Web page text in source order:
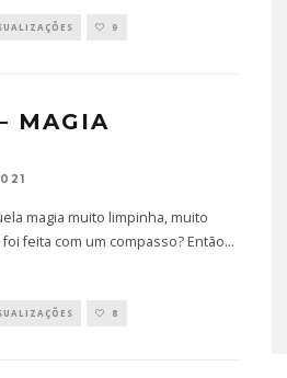
9
MAGIA
magia muito limpinha, muito
feita com um compasso? Então...
8